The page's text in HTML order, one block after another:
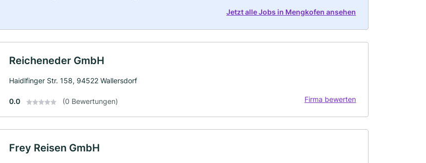
Jetzt alle Jobs in Mengkofen ansehen
Reicheneder GmbH
Haidlfinger Str. 158, 94522 Wallersdorf
0.0 (0 Bewertungen) Firma bewerten
Frey Reisen GmbH